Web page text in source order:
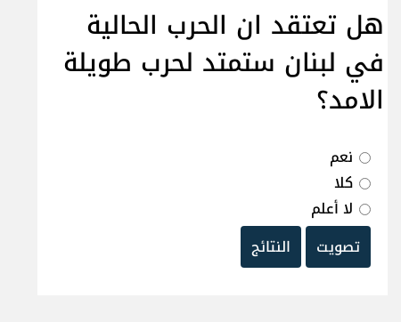
هل تعتقد ان الحرب الحالية
في لبنان ستمتد لحرب طويلة
الامد؟
نعم
كلا
لا أعلم
تصويت
النتائج